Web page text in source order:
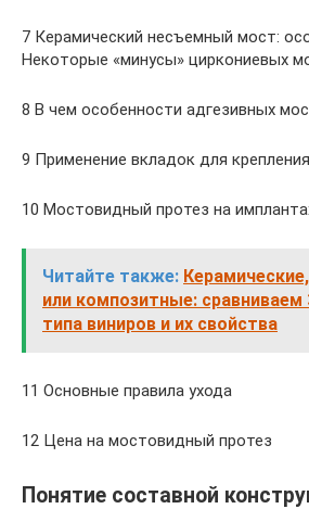
7 Керамический несъемный мост:
Некоторые «минусы» циркониевых
8 В чем особенности адгезивных
9 Применение вкладок для
10 Мостовидный протез на
Читайте также:
или композитные: сравниваем
типа виниров и их свойства
11 Основные правила ухода
12 Цена на мостовидный протез
Понятие составной